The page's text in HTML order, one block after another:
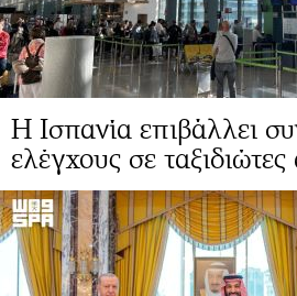
Η Ισπανία επιβάλλει
ελέγχους σε